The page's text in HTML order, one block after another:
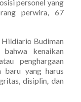
personel yang
perwira, 67
Budiman
bahwa kenaikan
penghargaan
baru yang harus
disiplin, dan